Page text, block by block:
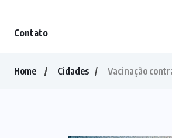
Contato
Home Cidades Vacinação